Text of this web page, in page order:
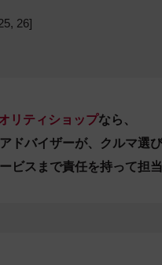
26]
リティショップなら、
ドバイザーが、クルマ選
ビスまで責任を持って担